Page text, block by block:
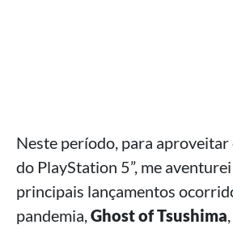
Neste período, para aproveitar
do PlayStation 5”, me
principais lançamentos
pandemia,Ghost of Tsushima